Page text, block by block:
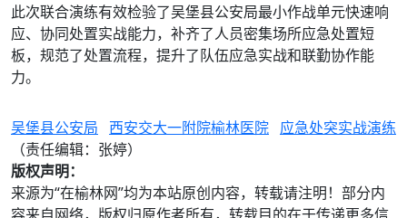
此次联合演练有效检验了吴堡县公安局最小作战单元快速响
应、协同处置实战能力，补齐了人员密集场所应急处置短
板，规范了处置流程，提升了队伍应急实战和联勤协作能
力。
吴堡县公安局 西安交大一附院榆林医院 应急处突实战演练
（责任编辑：张婷）
版权声明：
来源为“在榆林网”均为本站原创内容，转载请注明！部分内